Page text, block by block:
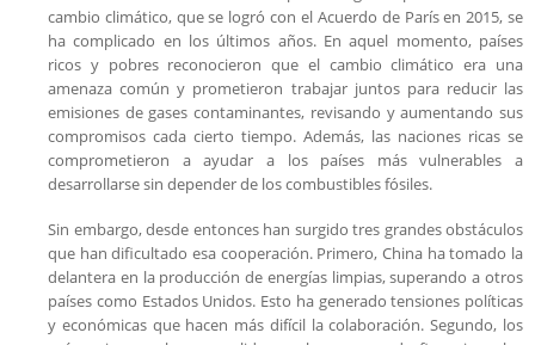
cambio climático, que se logró con el Acuerdo de París en 2015, se
ha complicado en los últimos años. En aquel momento, países
ricos y pobres reconocieron que el cambio climático era una
amenaza común y prometieron trabajar juntos para reducir las
emisiones de gases contaminantes, revisando y aumentando sus
compromisos cada cierto tiempo. Además, las naciones ricas se
comprometieron a ayudar a los países más vulnerables a
desarrollarse sin depender de los combustibles fósiles.
Sin embargo, desde entonces han surgido tres grandes obstáculos
que han dificultado esa cooperación. Primero, China ha tomado la
delantera en la producción de energías limpias, superando a otros
países como Estados Unidos. Esto ha generado tensiones políticas
y económicas que hacen más difícil la colaboración. Segundo, los